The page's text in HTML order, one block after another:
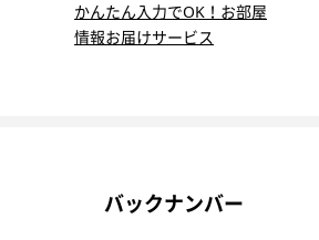
かんたん入力でOK！お部屋
情報お届けサービス
バックナンバー